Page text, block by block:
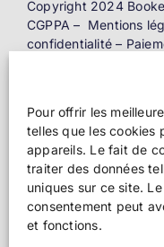
Pour offrir les
telles que les cookies
appareils. Le fait de
traiter des données
uniques sur ce site.
consentement peut
et fonctions.
Copyright 2024
CGPPA – Mentions
confidentialité –